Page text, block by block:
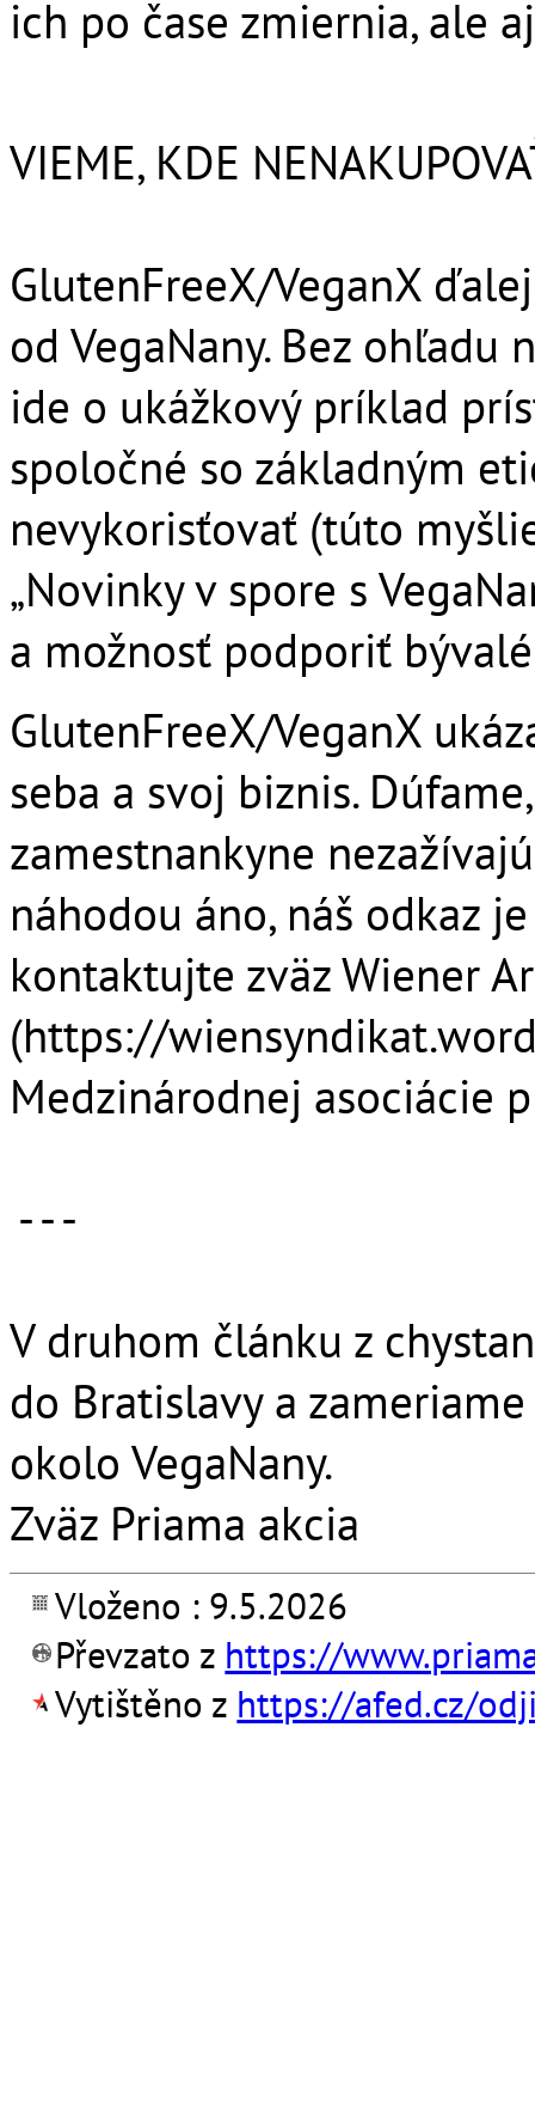
ich po čase zmiernia, ale
VIEME, KDE
GlutenFreeX/VeganX
od VegaNany. Bez
ide o ukážkový príklad
spoločné so základným
nevykorisťovať (túto
„Novinky v spore s
a možnosť podporiť
GlutenFreeX/VeganX
seba a svoj biznis.
zamestnankyne
náhodou áno, náš odkaz
kontaktujte zväz Wiener
(https://
Medzinárodnej asociácie
- - -
V druhom článku z
do Bratislavy a
okolo VegaNany.
Zväz Priama akcia
Vloženo : 9.5.2026
Převzato z https://
Vytištěno z https://afed.cz/